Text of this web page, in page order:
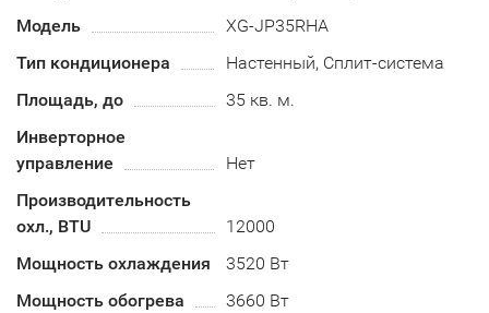
Модель
XG-JP35RHA
Тип кондиционера
Настенный, Сплит-система
Площадь, до
35 кв. м.
Инверторное
управление
Нет
Производительность
охл., BTU
12000
Мощность охлаждения
3520 Вт
Мощность обогрева
3660 Вт